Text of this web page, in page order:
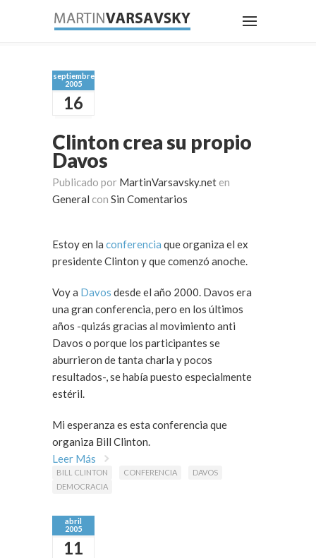
septiembre
2005
16
Clinton crea su propio
Davos
Publicado por MartinVarsavsky.net en
General con Sin Comentarios
Estoy en la conferencia que organiza el ex
presidente Clinton y que comenzó anoche.
Voy a Davos desde el año 2000. Davos era
una gran conferencia, pero en los últimos
años -quizás gracias al movimiento anti
Davos o porque los participantes se
aburrieron de tanta charla y pocos
resultados-, se había puesto especialmente
estéril.
Mi esperanza es esta conferencia que
organiza Bill Clinton.
Leer Más
BILL CLINTON CONFERENCIA
DAVOS
DEMOCRACIA
abril
2005
11